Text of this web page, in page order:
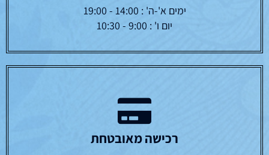
ימים א'-ה' : 14:00 - 19:00
יום ו' : 9:00 - 10:30
רכישה מאובטחת